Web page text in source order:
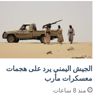
الجيش اليمني يرد على هجمات
معسكرات مأرب
منذ 8 ساعات